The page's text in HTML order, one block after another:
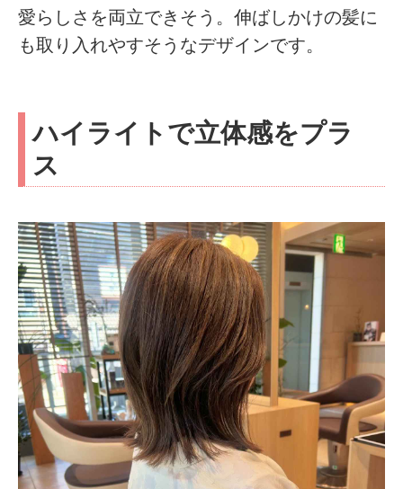
愛らしさを両立できそう。伸ばしかけの髪に
も取り入れやすそうなデザインです。
ハイライトで立体感をプラ
ス